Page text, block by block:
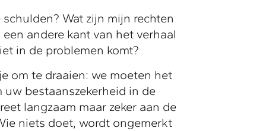
Wat zijn mijn rechten
andere kant van het verhaal
in de problemen komt?
om te draaien: we moeten het
bestaanszekerheid in de
langzaam maar zeker aan de
niets doet, wordt ongemerkt